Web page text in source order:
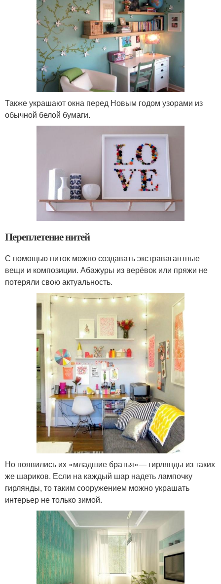
Также украшают окна перед Новым годом узорами из
обычной белой бумаги.
Переплетение нитей
С помощью ниток можно создавать экстравагантные
вещи и композиции. Абажуры из верёвок или пряжи не
потеряли свою актуальность.
Но появились их «младшие братья»— гирлянды из таких
же шариков. Если на каждый шар надеть лампочку
гирлянды, то таким сооружением можно украшать
интерьер не только зимой.